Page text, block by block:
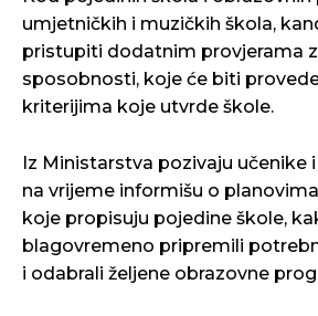
umjetničkih i muzičkih škola,
pristupiti dodatnim provjerama
sposobnosti, koje će biti
kriterijima koje utvrde škole.
Iz Ministarstva pozivaju učenike
na vrijeme informišu o
koje propisuju pojedine škole,
blagovremeno pripremili
i odabrali željene obrazovne